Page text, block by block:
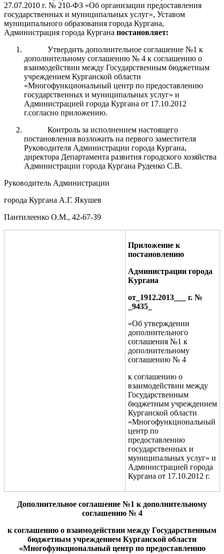
27.07.2010 г. № 210-ФЗ «Об организации предоставления
государственных и муниципальных услуг», Уставом
муниципального образования города Кургана,
Администрация города Кургана постановляет:
Утвердить дополнительное соглашение №1 к
дополнительному соглашению № 4 к соглашению о
взаимодействии между Государственным бюджетным
учреждением Курганской области
«Многофункциональный центр по предоставлению
государственных и муниципальных услуг» и
Администрацией города Кургана от 17.10.2012
г.согласно приложению.
Контроль за исполнением настоящего
постановления возложить на первого заместителя
Руководителя Администрации города Кургана,
директора Департамента развития городского хозяйства
Администрации города Кургана Руденко С.В.
Руководитель Администрации
города Кургана А.Г. Якушев
Пантилеенко О.М., 42-67-39
Приложение к
постановлению
Администрации города
Кургана
от_ 1912.2013 ___ г. №
9435
«Об утверждении
дополнительного
соглашения №1 к
дополнительному
соглашению № 4
к соглашению о
взаимодействии между
Государственным
бюджетным учреждением
Курганской области
«Многофункциональный
центр по
предоставлению
государственных и
муниципальных услуг» и
Администрацией города
Кургана от 17.10.2012 г.
Дополнительное соглашение №1 к дополнительному
соглашению № 4
к соглашению о взаимодействии между Государственным
бюджетным учреждением Курганской области
«Многофункциональный центр по предоставлению